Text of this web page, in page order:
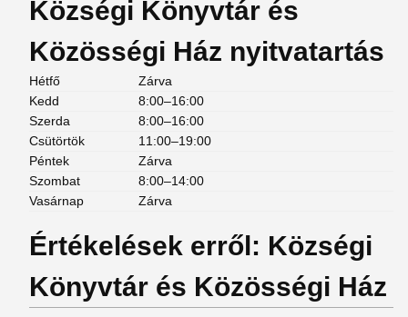
Községi Könyvtár és
Közösségi Ház nyitvatartás
Hétfő
Zárva
Kedd
8:00–16:00
Szerda
8:00–16:00
Csütörtök
11:00–19:00
Péntek
Zárva
Szombat
8:00–14:00
Vasárnap
Zárva
Értékelések erről: Községi
Könyvtár és Közösségi Ház